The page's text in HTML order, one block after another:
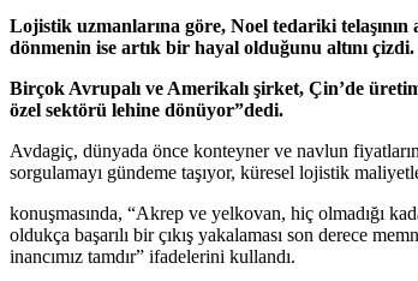
Lojistik uzmanlarına göre, Noel tedariki
dönmenin ise artık bir hayal olduğunu altını çizdi.
Birçok Avrupalı ve Amerikalı şirket, Çin’de
özel sektörü lehine dönüyor”dedi.
Avdagiç, dünyada önce konteyner ve navlun
sorgulamayı gündeme taşıyor, küresel lojistik
konuşmasında, “Akrep ve yelkovan, hiç olmadığı
oldukça başarılı bir çıkış yakalaması son derece
inancımız tamdır” ifadelerini kullandı.